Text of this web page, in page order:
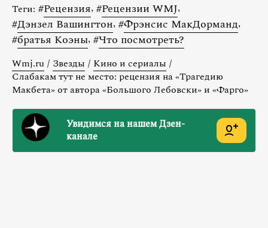
Теги: #Рецензия, #Рецензии WMJ,
#Дэнзел Вашингтон, #Фрэнсис МакДорманд,
#братья Коэны, #Что посмотреть?
Wmj.ru / Звезды / Кино и сериалы /
Слабакам тут не место: рецензия на «Трагедию
Макбета» от автора «Большого Лебовски» и «Фарго»
Увидимся на нашем Дзен-
канале